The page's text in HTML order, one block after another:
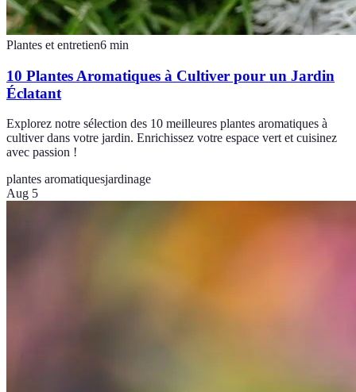
Plantes et entretien6 min
10 Plantes Aromatiques à Cultiver pour un Jardin
Éclatant
Explorez notre sélection des 10 meilleures plantes aromatiques à
cultiver dans votre jardin. Enrichissez votre espace vert et cuisinez
avec passion !
plantes aromatiquesjardinage
Aug 5